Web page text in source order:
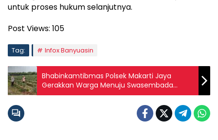
untuk proses hukum selanjutnya.
Post Views: 105
Tag: Infox Banyuasin
Bhabinkamtibmas Polsek Makarti Jaya
Gerakkan Warga Menuju Swasembada
Pangan, Tanam Cabai di Lahan 70 Meter